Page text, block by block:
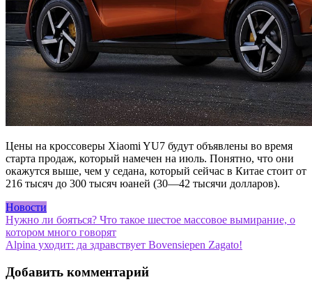
Цены на кроссоверы Xiaomi YU7 будут объявлены во время
старта продаж, который намечен на июль. Понятно, что они
окажутся выше, чем у седана, который сейчас в Китае стоит от
216 тысяч до 300 тысяч юаней (30—42 тысячи долларов).
Новости
Навигация
по
Нужно ли бояться? Что такое шестое массовое вымирание, о
котором много говорят
Alpina уходит: да здравствует Bovensiepen Zagato!
Добавить комментарий